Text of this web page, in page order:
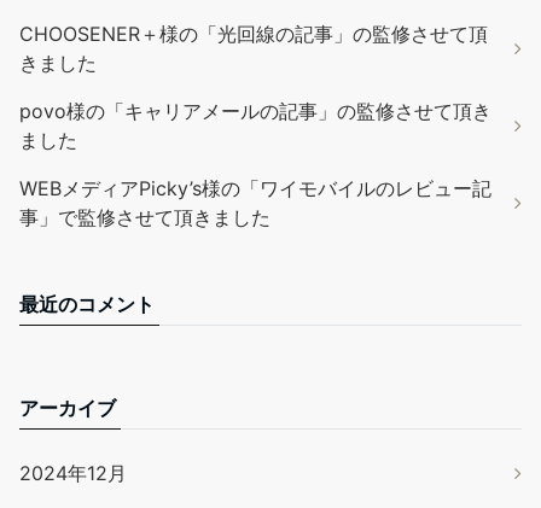
CHOOSENER＋様の「光回線の記事」の監修させて頂
きました
povo様の「キャリアメールの記事」の監修させて頂き
ました
WEBメディアPicky’s様の「ワイモバイルのレビュー記
事」で監修させて頂きました
最近のコメント
アーカイブ
2024年12月